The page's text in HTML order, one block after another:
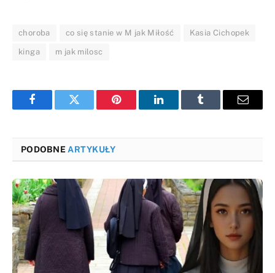
choroba co się stanie w M jak Miłość Kasia Cichopek
kinga m jak milosc
FacebookTwitter Pinterest LinkedInTumblr Email
PODOBNE ARTYKUŁY